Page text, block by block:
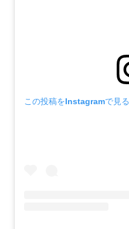
この投稿をInstagramで見る